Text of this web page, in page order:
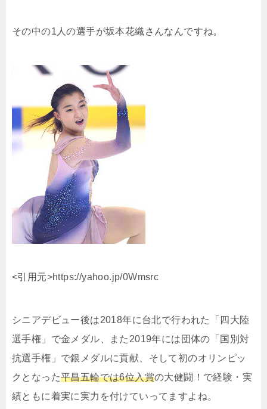
その中の1人の選手が坂本花織さんなんですね。
<引用元>https://yahoo.jp/0Wmsrc
シニアデビュー後は2018年に台北で行われた「四大陸
選手権」で金メダル、また2019年には団体の「国別対
抗選手権」で銀メダルに貢献、そして初のオリンピッ
クとなった平昌五輪では6位入賞の大健闘！で経験・実
績ともに着実に実力を付けていってますよね。